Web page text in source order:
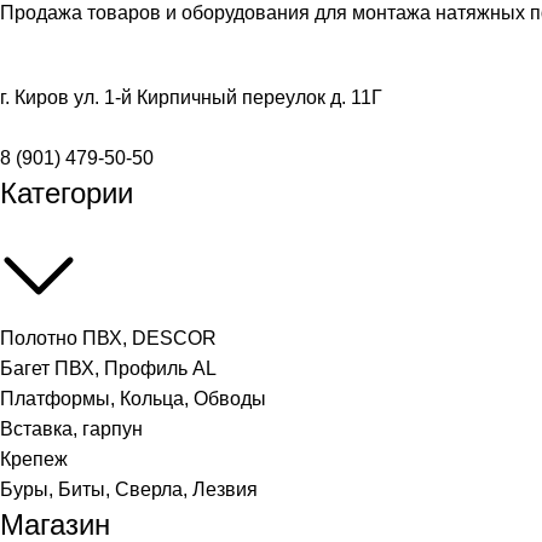
Продажа товаров и оборудования для монтажа натяжных
г. Киров ул. 1-й Кирпичный переулок д. 11Г
8 (901) 479-50-50
Категории
Полотно ПВХ, DESCOR
Багет ПВХ, Профиль AL
Платформы, Кольца, Обводы
Вставка, гарпун
Крепеж
Буры, Биты, Сверла, Лезвия
Магазин